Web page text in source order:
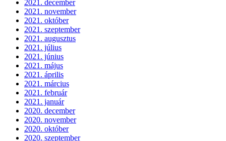
2021. december
2021. november
2021. október
2021. szeptember
2021. augusztus
2021. július
2021. június
2021. május
2021. április
2021. március
2021. február
2021. január
2020. december
2020. november
2020. október
2020. szeptember